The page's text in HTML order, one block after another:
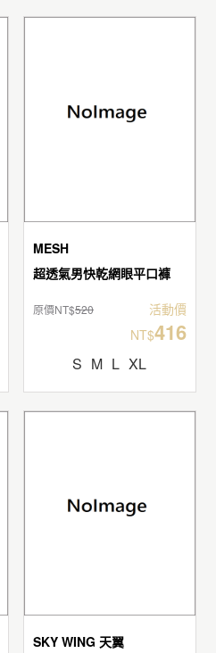
MESH
超透氣男快乾網眼平口褲
原價NT$520
活動價
NT$416
S M L XL
SKY WING 天翼